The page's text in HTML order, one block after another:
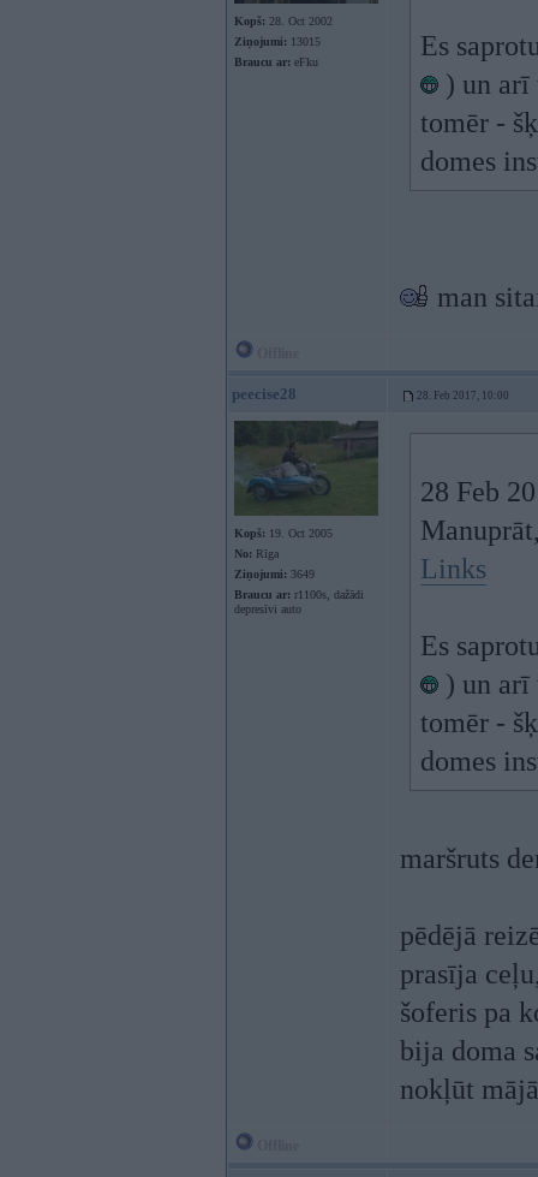
Kopš: 28. Oct 2002
Ziņojumi: 13015
Braucu ar: eFku
Es
) un arī
tomēr -
domes
man
peecise28 28. Feb 2017, 10:00
Kopš: 19. Oct 2005
No: Rīga
Ziņojumi: 3649
Braucu ar: r1100s, dažādi
depresīvi auto
28 Feb
Links
Es
) un arī
tomēr -
domes
maršruts
pēdējā
prasīja
šoferis pa
bija doma
nokļūt